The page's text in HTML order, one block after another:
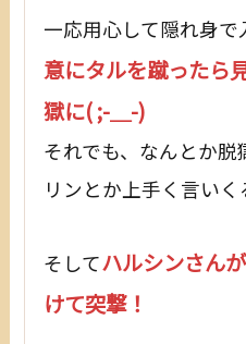
一応用心して隠れ身で
意にタルを蹴ったら
獄に( ;-＿-)
それでも、なんとか
リンとか上手く言いく
そしてハルシンさん
けて突撃！